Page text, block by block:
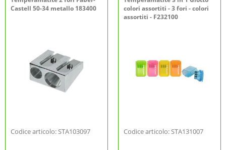
Castell 50-34 metallo 183400
Codice articolo: STA103097
colori assortiti - 3 fori - colori
assortiti - F232100
Codice articolo: STA131007